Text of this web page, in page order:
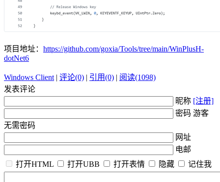
项目地址： https://github.com/goxia/Tools/tree/main/WinPlusH-
dotNet6
Windows Client| 评论(0) | 引用(0) | 阅读(1098)
发表评论
昵称 [注册]
密码 游客
无需密码
网址
电邮
打开HTML
打开UBB 打开表情 隐藏 记住我